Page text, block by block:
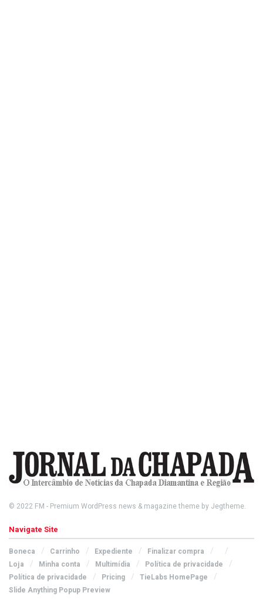
© 2022 FM - Premium WordPress news & magazine theme by Jegtheme.
Navigate Site
Boneca Carrinho Expediente
Finalizar compra
Loja
Minha conta Multimídia
Política de privacidade
Política de privacidade
Pricing
TieLabs HomePage
Slide Anything Popup Preview